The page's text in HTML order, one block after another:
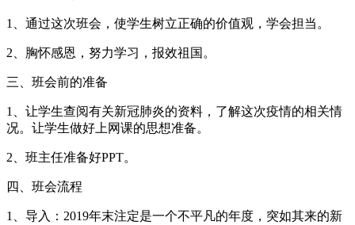
1、通过这次班会，使学生树立正确的价值观，学会担当。
2、胸怀感恩，努力学习，报效祖国。
三、班会前的准备
1、让学生查阅有关新冠肺炎的资料，了解这次疫情的相关情
况。让学生做好上网课的思想准备。
2、班主任准备好PPT。
四、班会流程
1、导入：2019年末注定是一个不平凡的年度，突如其来的新